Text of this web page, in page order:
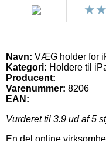
Navn: VÆG holder for
Kategori: Holdere til
Producent:
Varenummer: 8206
EAN:
Vurderet til 3.9 ud af 5
En del online